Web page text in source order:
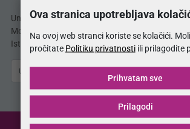
Unesite svoju e-mail adresu i odmah dobijate
MojSan® katalog proizvoda direktno u svoj
Istražite ponudu madraca, kreveta, jastuka i više.
Ova stranica upotrebljava
Na ovoj web stranci koriste se kolačići.
pročitate Politiku privatnostiili prilagodite
Prilagodi
Prihvatam sve